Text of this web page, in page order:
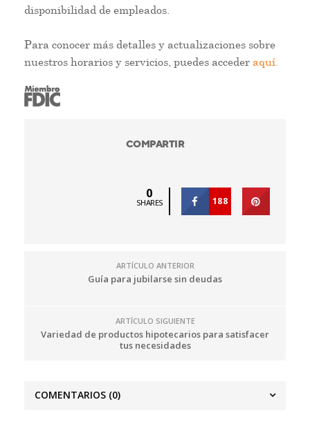
disponibilidad de empleados.
Para conocer más detalles y actualizaciones sobre
nuestros horarios y servicios, puedes acceder aquí.
COMPARTIR
0
SHARES 188
ARTÍCULO ANTERIOR
Guía para jubilarse sin deudas
ARTÍCULO SIGUIENTE
Variedad de productos hipotecarios para satisfacer
tus necesidades
COMENTARIOS (0)